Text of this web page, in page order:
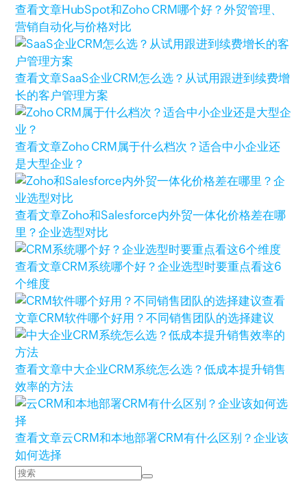
查看文章HubSpot和Zoho CRM哪个好？外贸管理、
营销自动化与价格对比
查看文章SaaS企业CRM怎么选？从试用跟进到续费增
长的客户管理方案
查看文章Zoho CRM属于什么档次？适合中小企业还
是大型企业？
查看文章Zoho和Salesforce内外贸一体化价格差在哪
里？企业选型对比
查看文章CRM系统哪个好？企业选型时要重点看这6
个维度
查看
文章CRM软件哪个好用？不同销售团队的选择建议
查看文章中大企业CRM系统怎么选？低成本提升销售
效率的方法
查看文章云CRM和本地部署CRM有什么区别？企业该
如何选择